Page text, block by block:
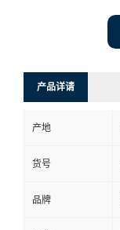
产品详请
产地
货号
品牌